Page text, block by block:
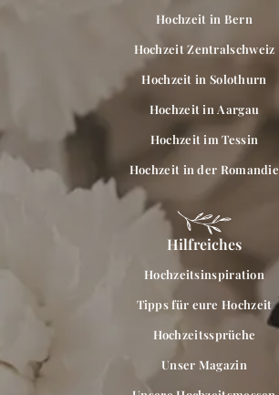
Hochzeit in Bern
Hochzeit Zentralschweiz
Hochzeit in Solothurn
Hochzeit in Aargau
Hochzeit im Tessin
Hochzeit in der Romandie
Hilfreiches
Hochzeitsinspiration
Tipps für eure Hochzeit
Hochzeitssprüche
Unser Magazin